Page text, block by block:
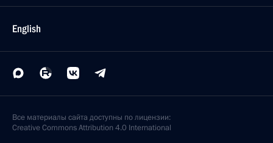
English
Все материалы сайта доступны по лицензии:
Creative Commons Attribution 4.0 International